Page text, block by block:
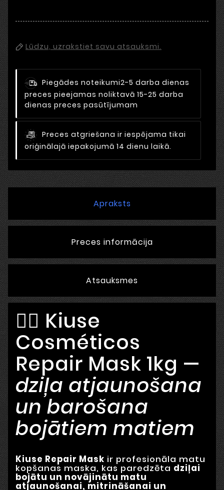
Lūdzu, uzrakstiet savu atsauksmi.
Piegādes noteikumi2-5 darba dienas
preces pieejamas noliktavā 15-25 darba
dienas preces pasūtījumam
Preces atgriešana ir iespējama tikai
oriģinālajā iepakojumā 14 dienu laikā.
Apraksts
Preces informācija
Atsauksmes
💆‍♀️ Kiuse
Cosméticos
Repair Mask 1kg —
dziļa atjaunošana
un barošana
bojātiem matiem
Kiuse Repair Mask ir profesionāla matu
kopšanas maska, kas paredzēta dziļai
bojātu un novājinātu matu
atjaunošanai, mitrināšanai un